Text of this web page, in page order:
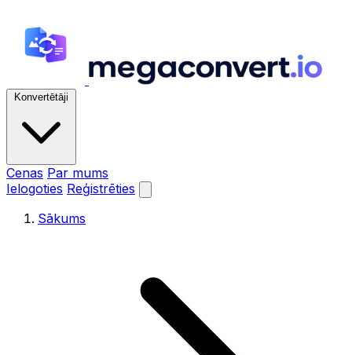
Konvertētāji
Cenas Par mums
Ielogoties Reģistrēties
Sākums